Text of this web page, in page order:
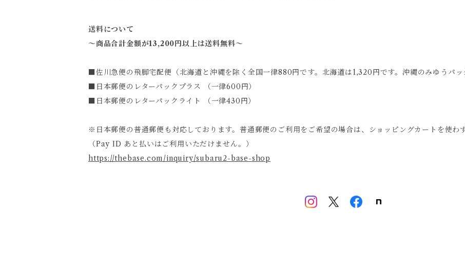
送料について
～商品合計金額が13,200円以上は送料無料～
■佐川急便の飛脚宅配便（北海道と沖縄を除く全国一律880円です。北海道は1,320円です。沖縄のみゆうパッ
■日本郵便のレターパックプラス （一律600円）
■日本郵便のレターパックライト （一律430円）
※日本郵便の普通郵便も対応しております。普通郵便のご利用をご希望の場合は、ショッピングカートを使わず
（Pay ID あと払いはご利用いただけません。）
https://thebase.com/inquiry/subaru2-base-shop